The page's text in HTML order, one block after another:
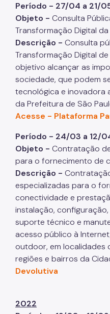
Período - 27/04 a 21/
Objeto - Consulta
Transformação Digital
Descrição - Consulta
Transformação Digital
objetivo alcançar as
sociedade, que podem
tecnológica e inovadora
da Prefeitura de São
Acesse - Plataforma
Período - 24/03 a 12/
Objeto - Contratação
para o fornecimento de
Descrição -
especializadas para o
conectividade e
instalação,
suporte técnico e
acesso público à
outdoor, em localidades
regiões e bairros da
Devolutiva
2022